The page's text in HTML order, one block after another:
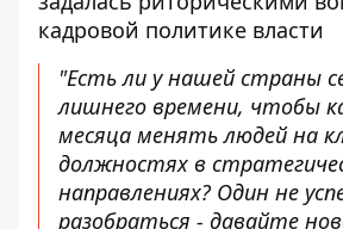
кадровой политике власти
"Есть ли у нашей страны
лишнего времени, чтобы
месяца менять людей на
должностях в
направлениях? Один не
разобраться - давайте